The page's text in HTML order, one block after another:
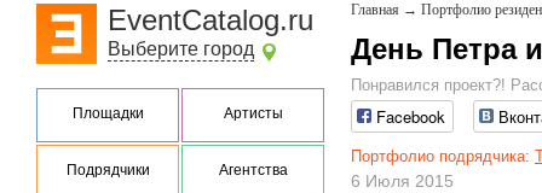
EventCatalog.ru
Выберите город
Площадки Артисты
Подрядчики Агентства
Главная → Портфолио
День Петра
Понравился проект?!
Facebook
Портфолио подрядчика:
6 Июля 2015